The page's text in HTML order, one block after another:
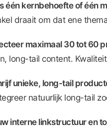
één kernbehoefte of één
draait om dat ene
maximaal 30 tot 60
long-tail content.
unieke, long-tail
natuurlijk long-tail
interne linkstructuur en